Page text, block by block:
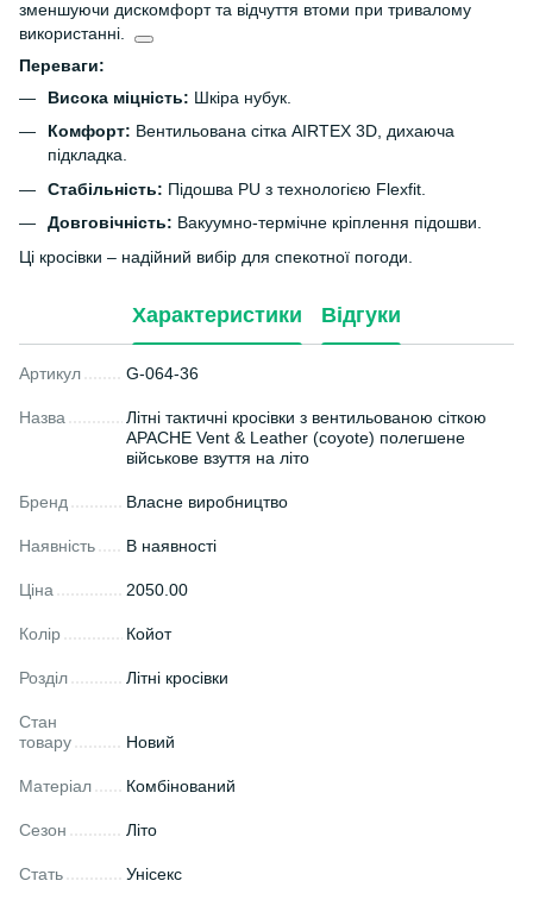
зменшуючи дискомфорт та відчуття втоми при тривалому
використанні.
Переваги:
Висока міцність: Шкіра нубук.
Комфорт: Вентильована сітка AIRTEX 3D, дихаюча
підкладка.
Стабільність: Підошва PU з технологією Flexfit.
Довговічність: Вакуумно-термічне кріплення підошви.
Ці кросівки – надійний вибір для спекотної погоди.
Характеристики Відгуки
Артикул G-064-36
Назва
Літні тактичні кросівки з вентильованою сіткою
APACHE Vent & Leather (coyote) полегшене
військове взуття на літо
Бренд Власне виробництво
Наявність В наявності
Ціна 2050.00
Колір Койот
Розділ Літні кросівки
Стан
товару
Новий
Матеріал Комбінований
Сезон Літо
Стать Унісекс